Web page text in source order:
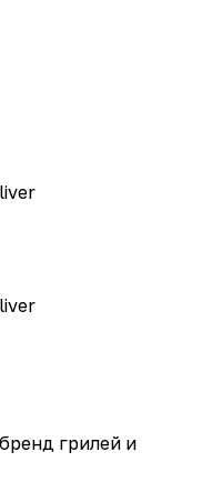
грилей и